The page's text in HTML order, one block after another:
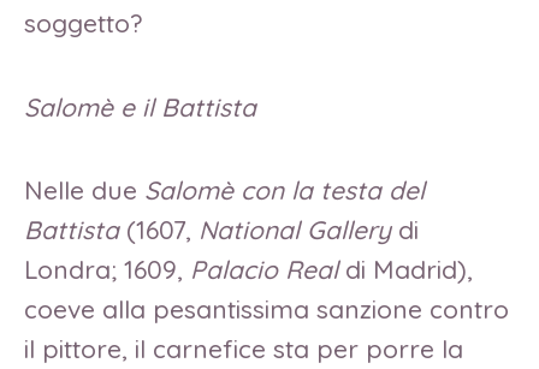
soggetto?
Salomè e il Battista
Nelle due Salomè con la testa del
Battista(1607, National Gallerydi
Londra; 1609, Palacio Realdi Madrid),
coeve alla pesantissima sanzione contro
il pittore, il carnefice sta per porre la